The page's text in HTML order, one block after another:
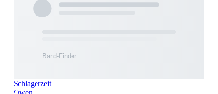
Schlagerzeit